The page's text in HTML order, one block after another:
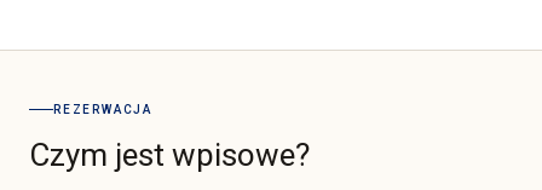
REZERWACJA
Czym jest wpisowe?